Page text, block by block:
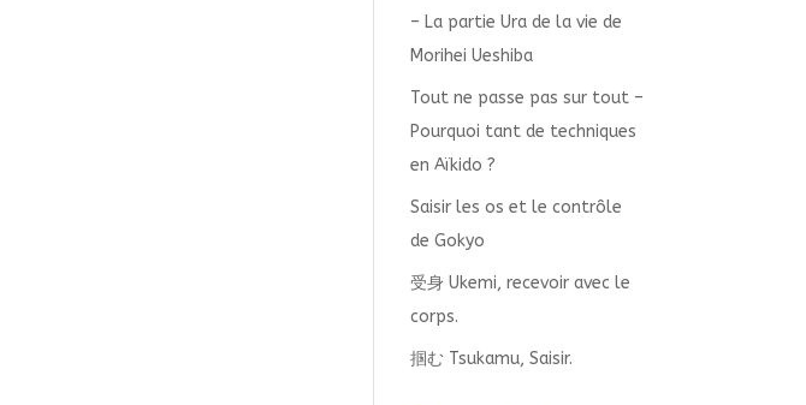
– La partie Ura de la vie de
Morihei Ueshiba
Tout ne passe pas sur tout –
Pourquoi tant de techniques
en Aïkido ?
Saisir les os et le contrôle
de Gokyo
受身 Ukemi, recevoir avec le
corps.
掴む Tsukamu, Saisir.